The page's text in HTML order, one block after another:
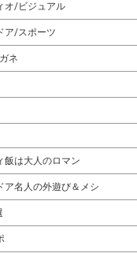
オ/ビジュアル
ア/スポーツ
ネ
飯は大人のロマン
ア名人の外遊び＆メシ